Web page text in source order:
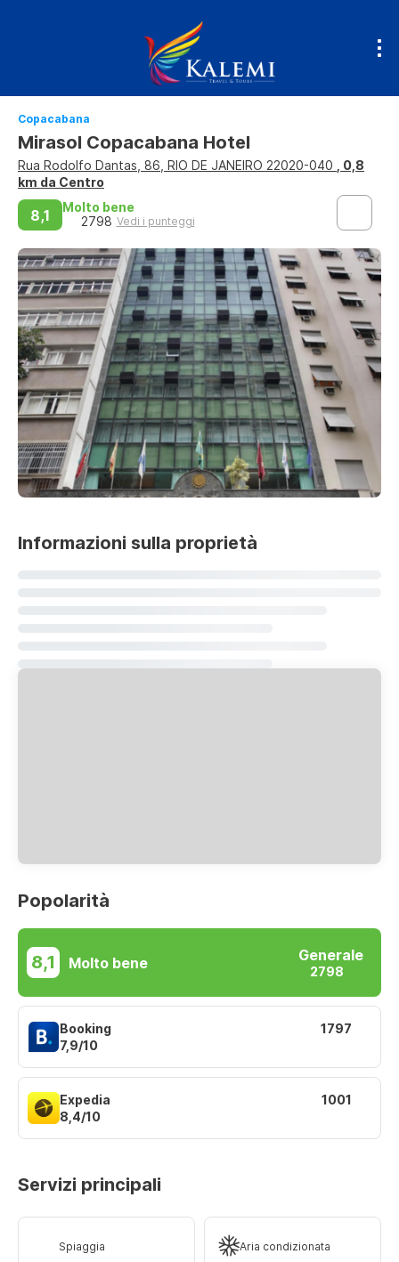
Copacabana
Mirasol Copacabana Hotel
Rua Rodolfo Dantas, 86, RIO DE JANEIRO 22020-040 , 0,8
km da Centro
8,1
Molto bene
2798 Vedi i punteggi
Informazioni sulla proprietà
Popolarità
8,1 Molto bene Generale
2798
Booking
7,9/10
1797
Expedia
8,4/10
1001
Servizi principali
Spiaggia Aria condizionata